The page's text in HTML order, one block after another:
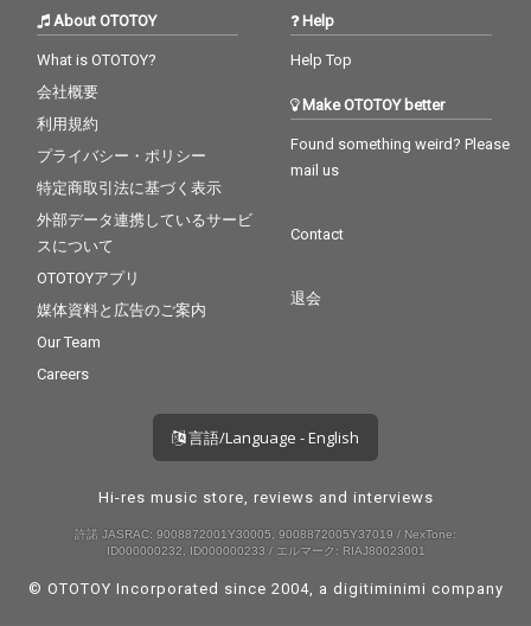
About OTOTOY
What is OTOTOY?
会社概要
利用規約
プライバシー・ポリシー
特定商取引法に基づく表示
外部データ連携しているサービ
スについて
OTOTOYアプリ
媒体資料と広告のご案内
Our Team
Careers
Help
Help Top
Make OTOTOY better
Found something weird? Please
mail us
Contact
退会
言語/Language - English
Hi-res music store, reviews and interviews
許諾 JASRAC: 9008872001Y30005, 9008872005Y37019 / NexTone:
ID000000232, ID000000233 / エルマーク: RIAJ80023001
© OTOTOY Incorporated since 2004, a digitiminimi company